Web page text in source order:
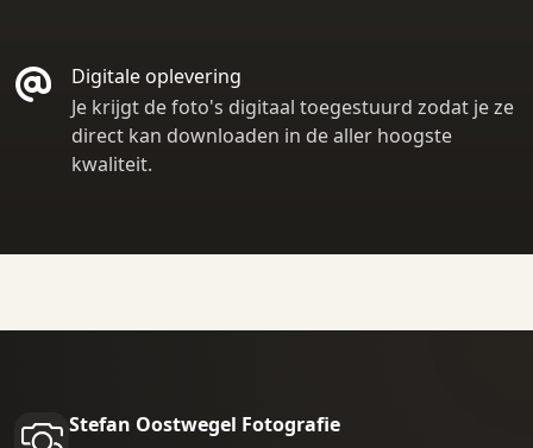
Digitale oplevering
Je krijgt de foto's digitaal toegestuurd zodat je ze
direct kan downloaden in de aller hoogste
kwaliteit.
Stefan Oostwegel Fotografie